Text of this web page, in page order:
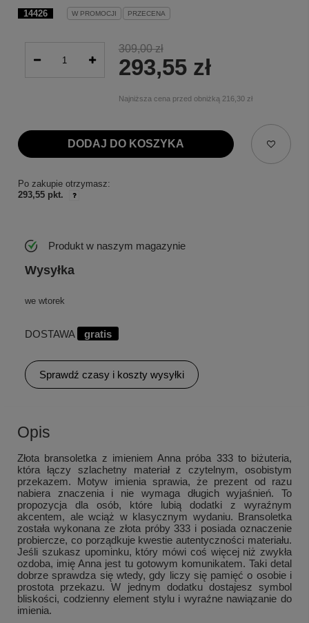
14426 W PROMOCJI PRZECENA
309,00 zł
293,55 zł
Najniższa cena przed obniżką 216,30 zł
DODAJ DO KOSZYKA
Po zakupie otrzymasz:
293,55 pkt.
Produkt w naszym magazynie
Wysyłka
we wtorek
DOSTAWA gratis
Sprawdź czasy i koszty wysyłki
Opis
Złota bransoletka z imieniem Anna próba 333 to biżuteria,
która łączy szlachetny materiał z czytelnym, osobistym
przekazem. Motyw imienia sprawia, że prezent od razu
nabiera znaczenia i nie wymaga długich wyjaśnień. To
propozycja dla osób, które lubią dodatki z wyraźnym
akcentem, ale wciąż w klasycznym wydaniu. Bransoletka
została wykonana ze złota próby 333 i posiada oznaczenie
probiercze, co porządkuje kwestie autentyczności materiału.
Jeśli szukasz upominku, który mówi coś więcej niż zwykła
ozdoba, imię Anna jest tu gotowym komunikatem. Taki detal
dobrze sprawdza się wtedy, gdy liczy się pamięć o osobie i
prostota przekazu. W jednym dodatku dostajesz symbol
bliskości, codzienny element stylu i wyraźne nawiązanie do
imienia.